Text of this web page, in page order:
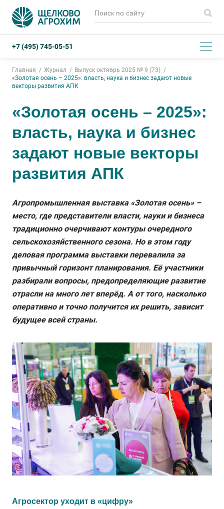
+7 (495) 745-05-51
Главная Журнал
Выпуск октябрь 2025 № 9 (73)
«Золотая осень – 2025»: власть, наука и бизнес задают новые
векторы развития АПК
«Золотая осень – 2025»:
власть, наука и бизнес
задают новые векторы
развития АПК
Агропромышленная выставка «Золотая осень» –
место, где представители власти, науки и бизнеса
традиционно очерчивают контуры очередного
сельскохозяйственного сезона. Но в этом году
деловая программа выставки перевалила за
привычный горизонт планирования. Её участники
разбирали вопросы, предопределяющие развитие
отрасли на много лет вперёд. А от того, насколько
оперативно и точно получится их решить, зависит
будущее всей страны.
Агросектор уходит в «цифру»